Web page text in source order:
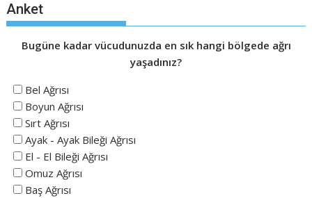
Anket
Bugüne kadar vücudunuzda en sık hangi bölgede ağrı
yaşadınız?
Bel Ağrısı
Boyun Ağrısı
Sırt Ağrısı
Ayak - Ayak Bileği Ağrısı
El - El Bileği Ağrısı
Omuz Ağrısı
Baş Ağrısı